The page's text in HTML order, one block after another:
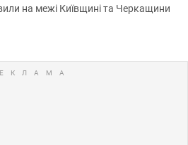
на межі Київщині та Черкащини